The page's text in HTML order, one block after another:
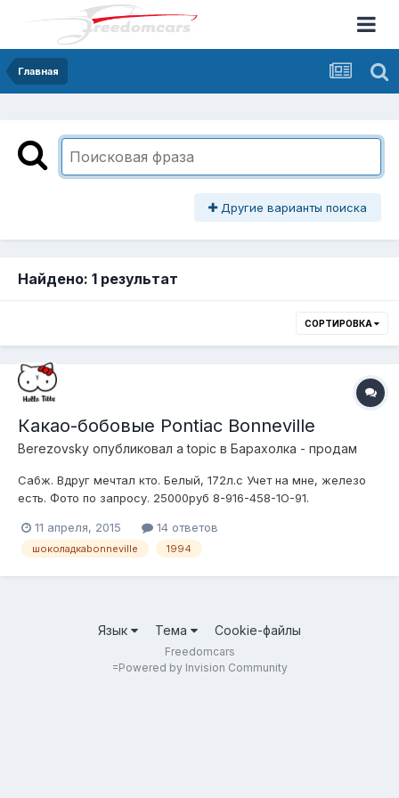
Главная
Другие варианты поиска
Найдено: 1 результат
СОРТИРОВКА
Какао-бобовые Pontiac Bonneville
Berezovsky опубликовал a topic в Барахолка - продам
Сабж. Вдруг мечтал кто. Белый, 172л.с Учет на мне, железо
есть. Фото по запросу. 25000руб 8-916-458-1О-91.
11 апреля, 2015 14 ответов
шоколадкаbonneville 1994
Язык Тема Cookie-файлы
Freedomcars
=Powered by Invision Community